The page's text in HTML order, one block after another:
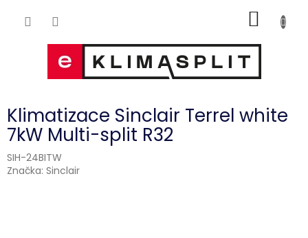
KOŠÍK
Klimatizace Sinclair Terrel white
7kW Multi-split R32
SIH-24BITW
Značka: Sinclair